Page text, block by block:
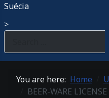
Suécia
>
You are here: Home
BEER-WARE LICENSE